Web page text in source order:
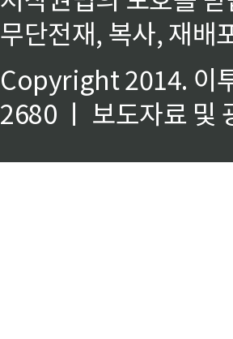
무단전재, 복사, 재배
Copyright 2014. 이
2680 ㅣ 보도자료